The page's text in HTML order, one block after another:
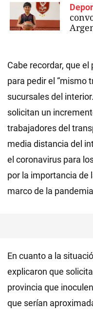
Cabe recordar, que
para pedir el “mismo
sucursales del
solicitan un
trabajadores del
media distancia del
el coronavirus para
por la importancia de
marco de la
En cuanto a la
explicaron que
provincia que
que serían